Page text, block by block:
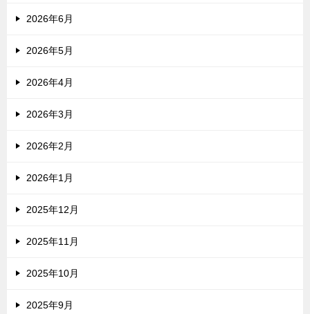
2026年6月
2026年5月
2026年4月
2026年3月
2026年2月
2026年1月
2025年12月
2025年11月
2025年10月
2025年9月